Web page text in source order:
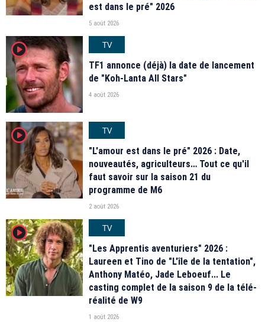
est dans le pré" 2026
5 août 2026
player2
TV
TF1 annonce (déjà) la date de lancement
de "Koh-Lanta All Stars"
4 août 2026
player2
TV
"L'amour est dans le pré" 2026 : Date,
nouveautés, agriculteurs… Tout ce qu'il
faut savoir sur la saison 21 du
programme de M6
2 août 2026
player2
TV
"Les Apprentis aventuriers" 2026 :
Laureen et Tino de "L'île de la tentation",
Anthony Matéo, Jade Leboeuf... Le
casting complet de la saison 9 de la télé-
réalité de W9
1 août 2026